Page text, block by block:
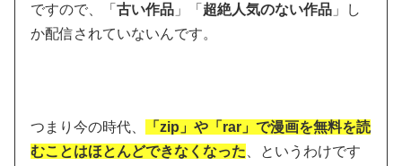
ですので、 「古い作品 」「 超絶人気のない作品 」し
か配信されていないんです。
つまり今の時代、
「zip」や「rar」で漫画を無料を読
むことはほとんどできなくなった 、というわけです